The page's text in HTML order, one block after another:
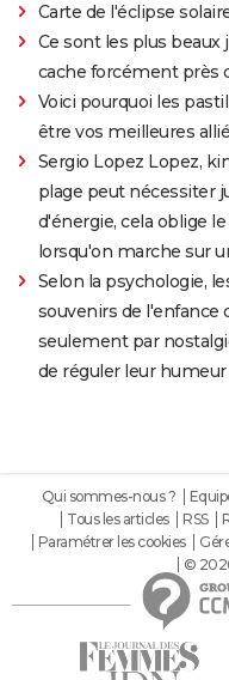
Carte de l'éclipse
Ce sont les plus beaux
cache forcément près
Voici pourquoi les
être vos meilleures
Sergio Lopez Lopez,
plage peut nécessiter
d'énergie, cela oblige
lorsqu'on marche sur
Selon la psychologie,
souvenirs de l'enfance
seulement par
de réguler leur humeur
Qui sommes-nous ?
Tous les articles
RSS
Paramétrer les cookies
©